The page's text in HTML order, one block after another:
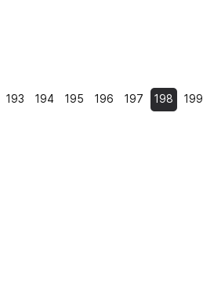
193 194 195 196 197 198 199